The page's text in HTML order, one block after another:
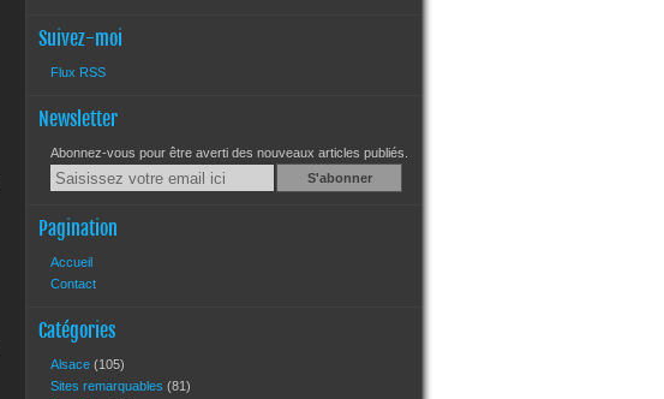
Suivez-moi
Flux RSS
Newsletter
Abonnez-vous pour être averti des nouveaux articles publiés.
Email
Pagination
Accueil
Contact
Catégories
Alsace (105)
Sites remarquables (81)